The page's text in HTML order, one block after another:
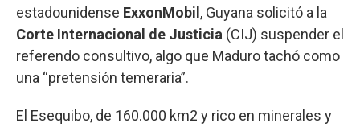
estadounidense ExxonMobil , Guyana solicitó a la
Corte Internacional de Justicia (CIJ) suspender el
referendo consultivo, algo que Maduro tachó como
una “pretensión temeraria”.
El Esequibo, de 160.000 km2 y rico en minerales y